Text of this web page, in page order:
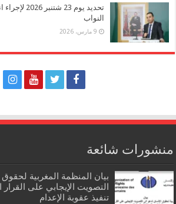
تحديد يوم 23
النواب
9 مارس، 2026
منشورات شائعة
بيان المنظمة المغربية
التصويت الإيجابي على
تنفيذ عقوبة الإعدام